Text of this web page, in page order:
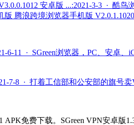
安卓版 ...:2021-3-3 · 酷
版 腾浪跨境浏览器手机版
6-11 · SGreen浏览器，PC、安卓
7-8 · 打着工信部和公安部的旗号
APK免费下载。SGreen VPN安卓